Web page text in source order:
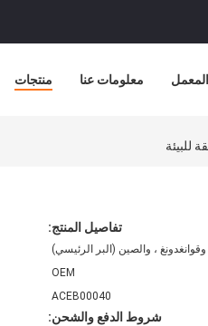
منتجات معلومات عنا
تفاصيل المنتج:
وقوانغدونغ ، والصين (البر الرئيسي)
OEM
ACEB00040
شروط الدفع والشحن: